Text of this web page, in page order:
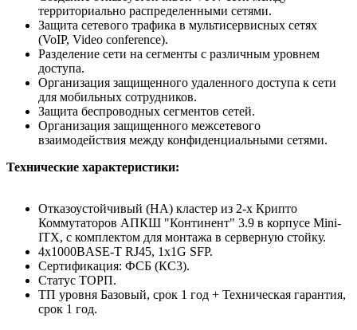
территориально распределенными сетями.
Защита сетевого трафика в мультисервисных сетях
(VoIP, Video conference).
Разделение сети на сегменты с различным уровнем
доступа.
Организация защищенного удаленного доступа к сети
для мобильных сотрудников.
Защита беспроводных сегментов сетей.
Организация защищенного межсетевого
взаимодействия между конфиденциальными сетями.
Технические характеристики:
Отказоустойчивый (HA) кластер из 2-х Крипто
Коммутаторов АПКШ "Континент" 3.9 в корпусе Mini-
ITX, с комплектом для монтажа в серверную стойку.
4x1000BASE-T RJ45, 1x1G SFP.
Сертификация: ФСБ (КС3).
Статус ТОРП.
ТП уровня Базовый, срок 1 год + Техническая гарантия,
срок 1 год.